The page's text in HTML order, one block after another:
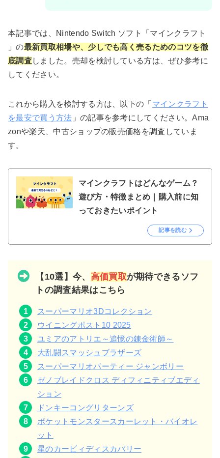
本記事では、Nintendo Switch ソフト「マインクラフト
」の最新買取相場や、少しでも高く売るためのコツを徹
底調査しました。売却を検討している方は、ぜひ参考に
してください。
これから購入を検討する方は、以下の「 マインクラフト
を最安で買う方法 」の記事を参考にしてください。Ama
zonや楽天、中古ショップの販売価格を調査していま
す。
マインクラフトはどんなゲーム？
遊び方・特徴まとめ｜購入前に知
っておきたいポイント
記事を読む
【10選】今、 高価買取が期待できるソフ
トの調査結果はこちら
スーパーマリオ3Dコレクション
ウイニングポスト10 2025
ユミアのアトリエ～追憶の錬金術師～
大乱闘スマッシュブラザーズ
スーパーマリオパーティー ジャンボリー
ゼノブレイドクロス ディフィニティブエディ
ション
ドンキーコングリターンズ
ポケットモンスタースカーレット・バイオレ
ット
星のカービィディスカバリー